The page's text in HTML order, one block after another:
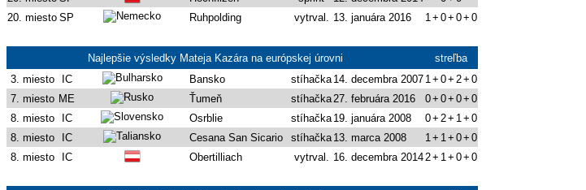
20. miesto SP Ruhpolding vytrval. 13. januára 2016 1 + 0+ 0+ 0
Najlepšie výsledky Mateja Kazára na európskej úrovni
streľba
3. miesto
IC Bansko stíhačka 14. decembra 2007 1 + 0+ 2+ 0
7. miesto ME Ťumeň stíhačka 27. februára 2016 0+ 0+ 0+ 0
8. miesto
IC Osrblie stíhačka 19. januára 2008 0+ 2+ 1 + 0
8. miesto
IC Cesana San Sicario stíhačka 13. marca 2008 1 + 1 + 0+ 0
8. miesto
IC Obertilliach vytrval. 16. decembra 2014 2+ 1 + 0+ 0